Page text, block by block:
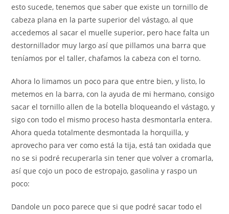
esto sucede, tenemos que saber que existe un tornillo de
cabeza plana en la parte superior del vástago, al que
accedemos al sacar el muelle superior, pero hace falta un
destornillador muy largo así que pillamos una barra que
teníamos por el taller, chafamos la cabeza con el torno.
Ahora lo limamos un poco para que entre bien, y listo, lo
metemos en la barra, con la ayuda de mi hermano, consigo
sacar el tornillo allen de la botella bloqueando el vástago, y
sigo con todo el mismo proceso hasta desmontarla entera.
Ahora queda totalmente desmontada la horquilla, y
aprovecho para ver como está la tija, está tan oxidada que
no se si podré recuperarla sin tener que volver a cromarla,
así que cojo un poco de estropajo, gasolina y raspo un
poco:
Dandole un poco parece que si que podré sacar todo el